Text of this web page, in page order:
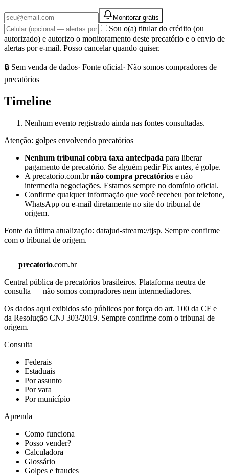
Monitorar grátis
Sou o(a) titular do crédito (ou
autorizado) e autorizo o monitoramento deste precatório e o envio de
alertas por e-mail. Posso cancelar quando quiser.
🔒 Sem venda de dados· Fonte oficial· Não somos compradores de
precatórios
Timeline
Nenhum evento registrado ainda nas fontes consultadas.
Atenção: golpes envolvendo precatórios
Nenhum tribunal cobra taxa antecipada para liberar
pagamento de precatório. Se alguém pedir Pix antes, é golpe.
A precatorio.com.brnão compra precatórios e não
intermedia negociações. Estamos sempre no domínio oficial.
Confirme qualquer informação que você recebeu por telefone,
WhatsApp ou e-mail diretamente no site do tribunal de
origem.
Fonte da última atualização: datajud-stream://tjsp. Sempre confirme
com o tribunal de origem.
precatorio.com.br
Central pública de precatórios brasileiros. Plataforma neutra de
consulta — não somos compradores nem intermediadores.
Os dados aqui exibidos são públicos por força do art. 100 da CF e
da Resolução CNJ 303/2019. Sempre confirme com o tribunal de
origem.
Consulta
Federais
Estaduais
Por assunto
Por vara
Por município
Aprenda
Como funciona
Posso vender?
Calculadora
Glossário
Golpes e fraudes